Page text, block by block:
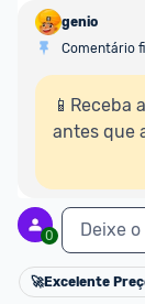
genio
Comentário
📱Receba
antes que
0 Deixe
🚀Excelente